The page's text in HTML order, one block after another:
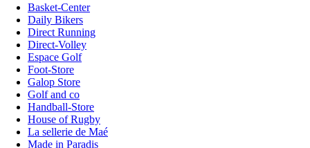
Basket-Center
Daily Bikers
Direct Running
Direct-Volley
Espace Golf
Foot-Store
Galop Store
Golf and co
Handball-Store
House of Rugby
La sellerie de Maé
Made in Paradis